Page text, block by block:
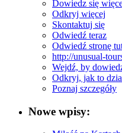
Dowiedz się
Odkryj więcej
Skontaktuj się
Odwiedź teraz
Odwiedź stronę
http://unusual-
Wejdź, by
Odkryj, jak to
Poznaj szczegóły
Nowe wpisy: